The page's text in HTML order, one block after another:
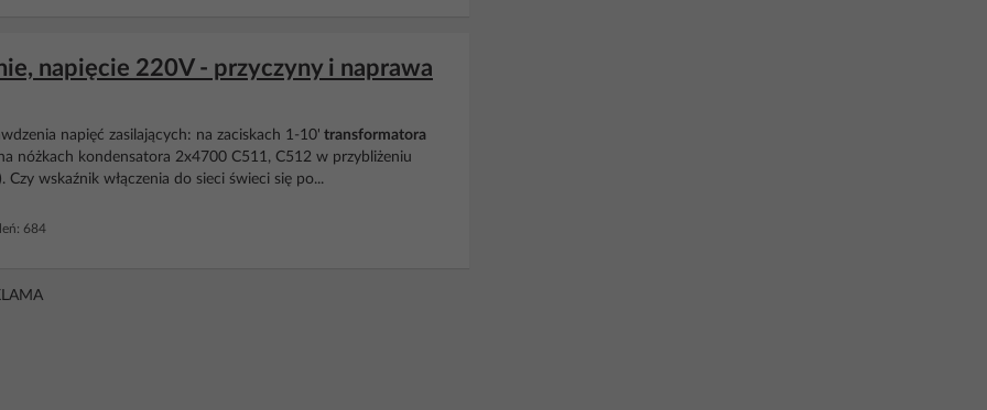
napięcie 220V - przyczyny i naprawa
napięć zasilających: na zaciskach 1-10' transformatora
nóżkach kondensatora 2x4700 C511, C512 w przybliżeniu
wskaźnik włączenia do sieci świeci się po...
684